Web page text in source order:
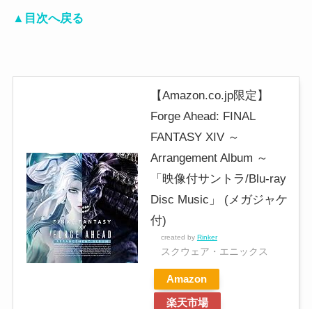
▲目次へ戻る
【Amazon.co.jp限定】
Forge Ahead: FINAL
FANTASY XIV ～
Arrangement Album ～
「映像付サントラ/Blu-ray
Disc Music」 (メガジャケ
付)
created by Rinker
スクウェア・エニックス
Amazon
楽天市場